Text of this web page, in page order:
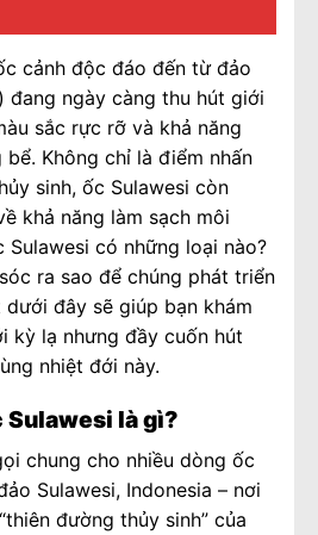
cảnh độc đáo đến từ đảo
đang ngày càng thu hút giới
sắc rực rỡ và khả năng
Không chỉ là điểm nhấn
sinh, ốc Sulawesi còn
khả năng làm sạch môi
có những loại nào?
ra sao để chúng phát triển
dưới đây sẽ giúp bạn khám
kỳ lạ nhưng đầy cuốn hút
nhiệt đới này.
là gì?
chung cho nhiều dòng ốc
Sulawesi, Indonesia – nơi
đường thủy sinh” của